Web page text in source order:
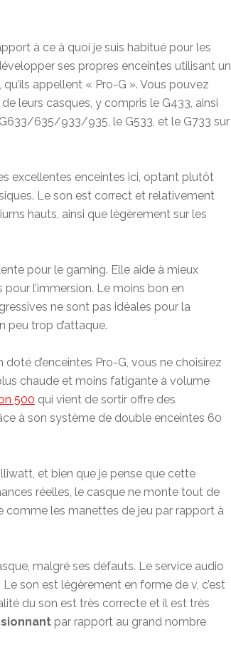
à ce à quoi je suis habitué pour les
ses propres enceintes utilisant un
appellent « Pro-G ». Vous pouvez
leurs casques, y compris le G433, ainsi
635/933/935, le G533, et le G733 sur
excellentes enceintes ici, optant plutôt
Le son est correct et relativement
hauts, ainsi que légèrement sur les
pour le gaming. Elle aide à mieux
l’immersion. Le moins bon en
ne sont pas idéales pour la
peu trop d’attaque.
d’enceintes Pro-G, vous ne choisirez
chaude et moins fatigante à volume
500 qui vient de sortir offre des
à son système de double enceintes 60
et bien que je pense que cette
réelles, le casque ne monte tout de
comme les manettes de jeu par rapport à
malgré ses défauts. Le service audio
son est légèrement en forme de v, c’est
du son est très correcte et il est très
par rapport au grand nombre